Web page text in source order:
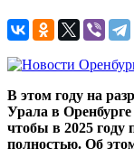
В этом году на
Урала в
чтобы в 2025 году
полностью. Об